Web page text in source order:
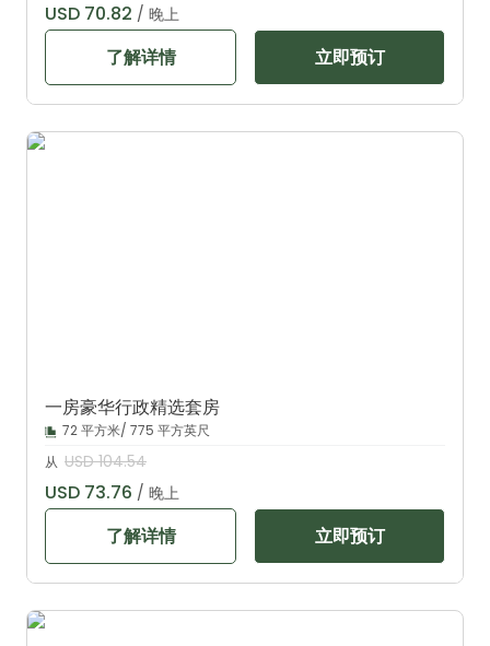
USD 70.82 / 晚上
了解详情 立即预订
一房豪华行政精选套房
72 平方米/ 775 平方英尺
从 USD 104.54
USD 73.76 / 晚上
了解详情 立即预订